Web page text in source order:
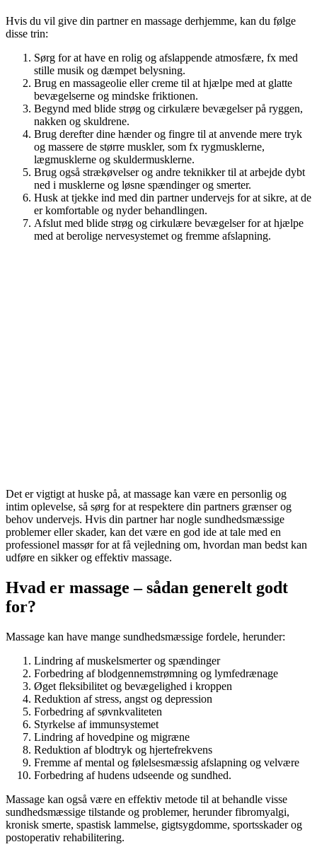
Hvis du vil give din partner en massage derhjemme, kan du følge
disse trin:
Sørg for at have en rolig og afslappende atmosfære, fx med
stille musik og dæmpet belysning.
Brug en massageolie eller creme til at hjælpe med at glatte
bevægelserne og mindske friktionen.
Begynd med blide strøg og cirkulære bevægelser på ryggen,
nakken og skuldrene.
Brug derefter dine hænder og fingre til at anvende mere tryk
og massere de større muskler, som fx rygmusklerne,
lægmusklerne og skuldermusklerne.
Brug også strækøvelser og andre teknikker til at arbejde dybt
ned i musklerne og løsne spændinger og smerter.
Husk at tjekke ind med din partner undervejs for at sikre, at de
er komfortable og nyder behandlingen.
Afslut med blide strøg og cirkulære bevægelser for at hjælpe
med at berolige nervesystemet og fremme afslapning.
Det er vigtigt at huske på, at massage kan være en personlig og
intim oplevelse, så sørg for at respektere din partners grænser og
behov undervejs. Hvis din partner har nogle sundhedsmæssige
problemer eller skader, kan det være en god ide at tale med en
professionel massør for at få vejledning om, hvordan man bedst kan
udføre en sikker og effektiv massage.
Hvad er massage – sådan generelt godt
for?
Massage kan have mange sundhedsmæssige fordele, herunder:
Lindring af muskelsmerter og spændinger
Forbedring af blodgennemstrømning og lymfedrænage
Øget fleksibilitet og bevægelighed i kroppen
Reduktion af stress, angst og depression
Forbedring af søvnkvaliteten
Styrkelse af immunsystemet
Lindring af hovedpine og migræne
Reduktion af blodtryk og hjertefrekvens
Fremme af mental og følelsesmæssig afslapning og velvære
Forbedring af hudens udseende og sundhed.
Massage kan også være en effektiv metode til at behandle visse
sundhedsmæssige tilstande og problemer, herunder fibromyalgi,
kronisk smerte, spastisk lammelse, gigtsygdomme, sportsskader og
postoperativ rehabilitering.